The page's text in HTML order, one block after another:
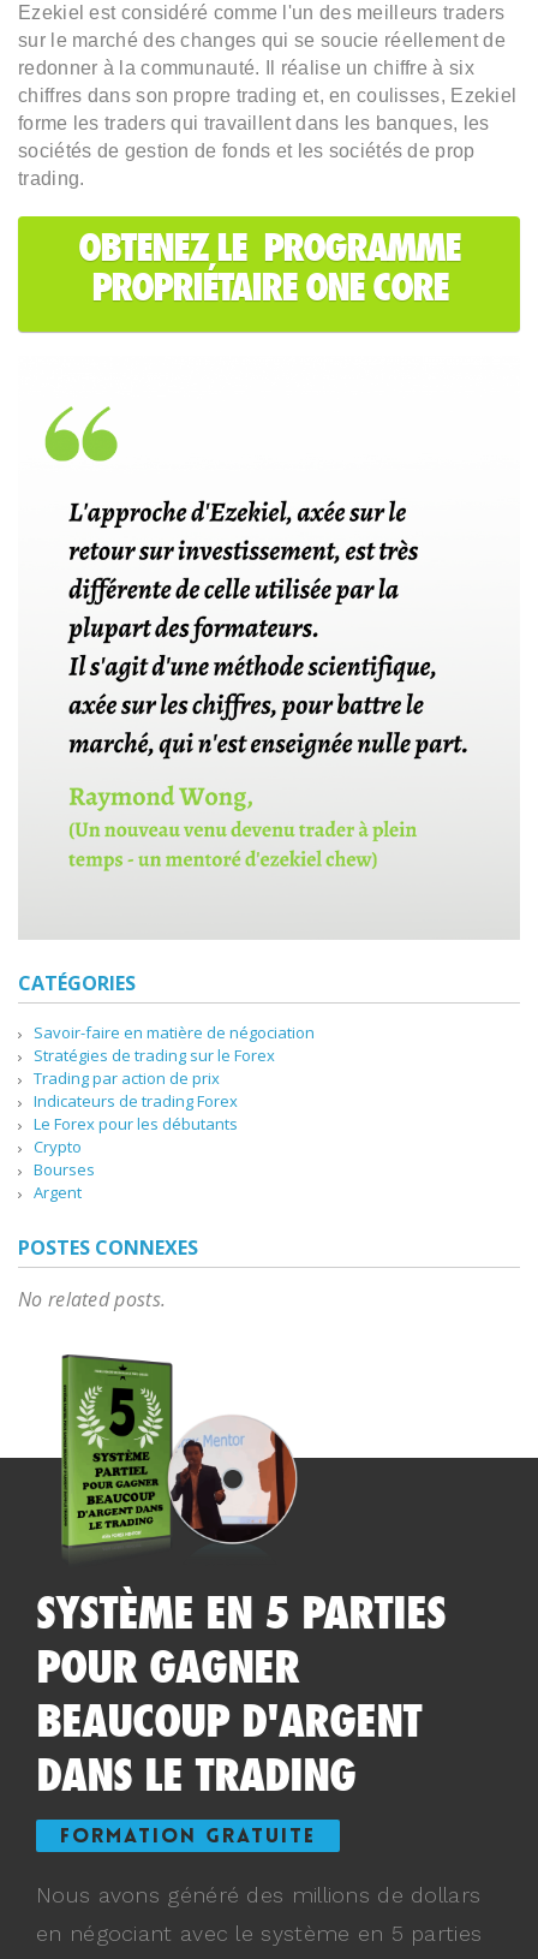
Ezekiel est considéré comme l'un des meilleurs traders
sur le marché des changes qui se soucie réellement de
redonner à la communauté. Il réalise un chiffre à six
chiffres dans son propre trading et, en coulisses, Ezekiel
forme les traders qui travaillent dans les banques, les
sociétés de gestion de fonds et les sociétés de prop
trading.
OBTENEZ LE PROGRAMME
PROPRIÉTAIRE ONE CORE
CATÉGORIES
Savoir-faire en matière de négociation
Stratégies de trading sur le Forex
Trading par action de prix
Indicateurs de trading Forex
Le Forex pour les débutants
Crypto
Bourses
Argent
POSTES CONNEXES
No related posts.
SYSTÈME EN 5 PARTIES
POUR GAGNER
BEAUCOUP D'ARGENT
DANS LE TRADING
FORMATION GRATUITE
Nous avons généré des millions de dollars
en négociant avec le système en 5 parties